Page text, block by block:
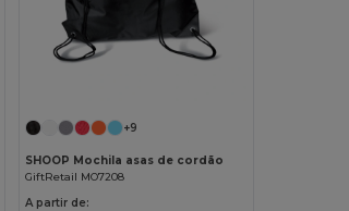
+9
SHOOP Mochila asas de cordão
GiftRetail MO7208
A partir de: